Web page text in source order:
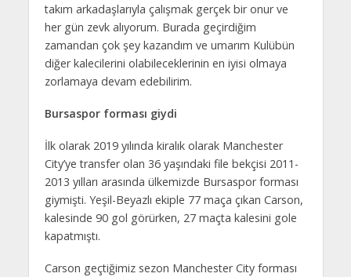
takım arkadaşlarıyla çalışmak gerçek bir onur ve
her gün zevk alıyorum. Burada geçirdiğim
zamandan çok şey kazandım ve umarım Kulübün
diğer kalecilerini olabileceklerinin en iyisi olmaya
zorlamaya devam edebilirim.
Bursaspor forması giydi
İlk olarak 2019 yılında kiralık olarak Manchester
City’ye transfer olan 36 yaşındaki file bekçisi 2011-
2013 yılları arasında ülkemizde Bursaspor forması
giymişti. Yeşil-Beyazlı ekiple 77 maça çıkan Carson,
kalesinde 90 gol görürken, 27 maçta kalesini gole
kapatmıştı.
Carson geçtiğimiz sezon Manchester City forması